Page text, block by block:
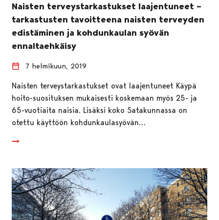
Naisten terveystarkastukset laajentuneet –
tarkastusten tavoitteena naisten terveyden
edistäminen ja kohdunkaulan syövän
ennaltaehkäisy
7 helmikuun, 2019
Naisten terveystarkastukset ovat laajentuneet Käypä
hoito-suosituksen mukaisesti koskemaan myös 25- ja
65-vuotiaita naisia. Lisäksi koko Satakunnassa on
otettu käyttöön kohdunkaulasyövän…